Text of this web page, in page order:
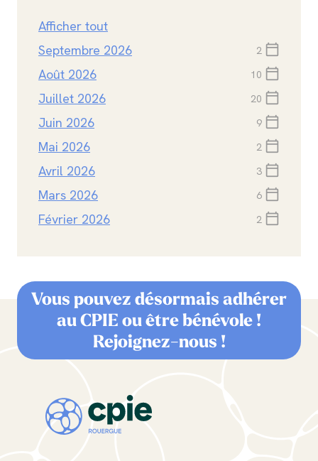
Afficher tout
Septembre 2026
2 calendar_today
Août 2026 10 calendar_today
Juillet 2026 20 calendar_today
Juin 2026 9 calendar_today
Mai 2026 2 calendar_today
Avril 2026 3 calendar_today
Mars 2026 6 calendar_today
Février 2026 2 calendar_today
Vous pouvez désormais adhérer
au CPIE ou être bénévole !
Rejoignez-nous !